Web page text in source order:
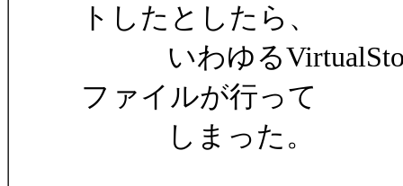
トしたとしたら、
いわゆる
ファイルが行って
しまった。